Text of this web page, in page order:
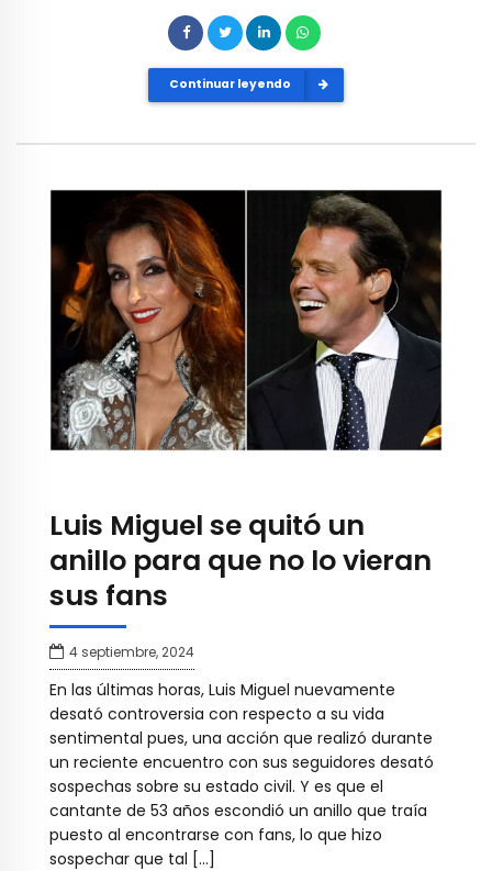
Continuar leyendo
Luis Miguel se quitó un
anillo para que no lo vieran
sus fans
4 septiembre, 2024
En las últimas horas, Luis Miguel nuevamente
desató controversia con respecto a su vida
sentimental pues, una acción que realizó durante
un reciente encuentro con sus seguidores desató
sospechas sobre su estado civil. Y es que el
cantante de 53 años escondió un anillo que traía
puesto al encontrarse con fans, lo que hizo
sospechar que tal […]